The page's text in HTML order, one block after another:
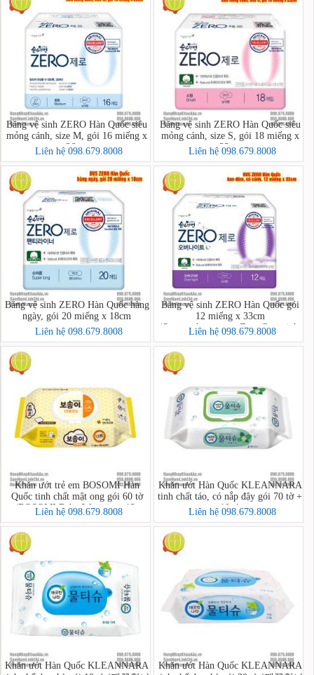
Băng vệ sinh ZERO Hàn Quốc siêu
mỏng cánh, size M, gói 16 miếng x
26cm
Liên hệ 098.679.8008
Băng vệ sinh ZERO Hàn Quốc siêu
mỏng cánh, size S, gói 18 miếng x
23cm
Liên hệ 098.679.8008
Băng vệ sinh ZERO Hàn Quốc hàng
ngày, gói 20 miếng x 18cm
Liên hệ 098.679.8008
Băng vệ sinh ZERO Hàn Quốc gói
12 miếng x 33cm
(Soonsoohanmyeon Zero Overnight
12 pcs/bag)
Liên hệ 098.679.8008
Khăn ướt trẻ em BOSOMI Hàn
Quốc tinh chất mật ong gói 60 tờ
(BOSOMI Baby Wet wipes 13-
nothing Ansim)
Liên hệ 098.679.8008
Khăn ướt Hàn Quốc KLEANNARA
tinh chất táo, có nắp đậy gói 70 tờ +
10 tờ
Liên hệ 098.679.8008
Khăn ướt Hàn Quốc KLEANNARA
Khăn ướt Hàn Quốc KLEANNARA